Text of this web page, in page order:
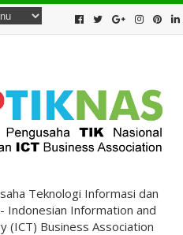
Teknologi Informasi dan
Indonesian Information and
(ICT) Business Association